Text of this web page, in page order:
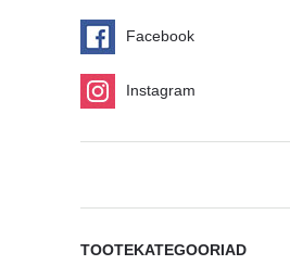
Facebook
Instagram
TOOTEKATEGOORIAD